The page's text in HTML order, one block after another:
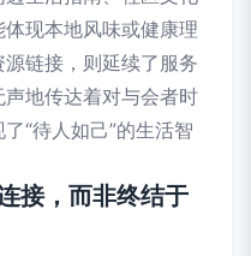
现本地风味或健康理
链接，则延续了服务
地传达着对与会者时
“待人如己”的生活智
接，而非终结于